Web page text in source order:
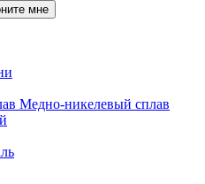
мне
Медно-никелевый сплав